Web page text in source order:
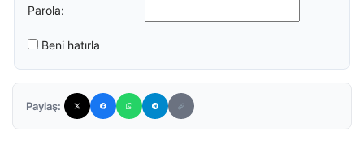
Parola:
Beni hatırla
Paylaş: